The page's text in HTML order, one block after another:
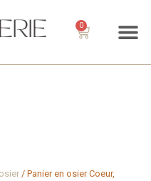
0
/ Panier en osier Coeur,